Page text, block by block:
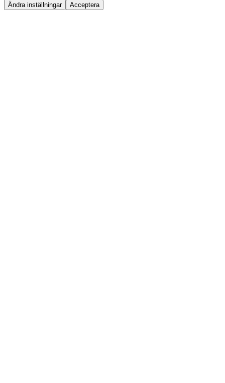
Ändra inställningar Acceptera